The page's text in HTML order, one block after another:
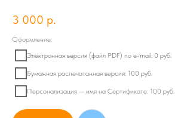
3 000 р.
Оформление:
Электронная версия (файл PDF) по e-mail: 0 руб.
Бумажная распечатанная версия: 100 руб.
Персонализация — имя на Сертификате: 100 руб.